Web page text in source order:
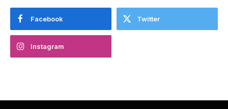
Facebook Twitter
Instagram